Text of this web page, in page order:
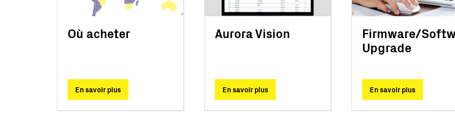
Où acheter
En savoir plus
Aurora Vision
En savoir plus
Firmware/
Upgrade
En savoir plus